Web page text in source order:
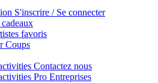
S'inscrire / Se connecter
favoris
Coups
Contactez nous
Entreprises